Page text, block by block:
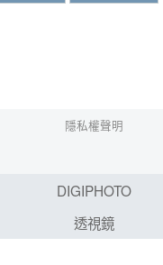
隱私權聲明
DIGIPHOTO
透視鏡